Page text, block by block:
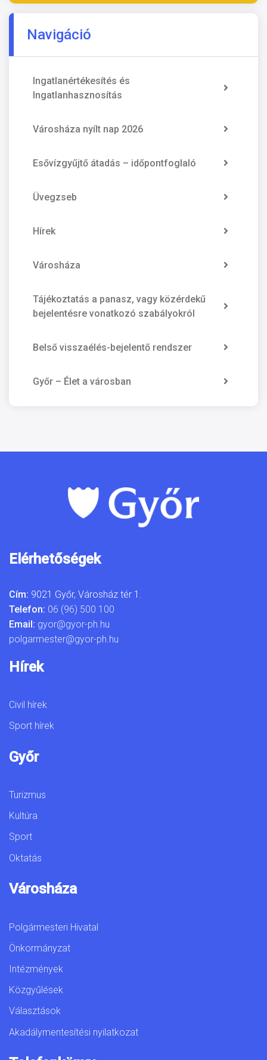
Navigáció
Ingatlanértékesítés és
Ingatlanhasznosítás
Városháza nyílt nap 2026
Esővízgyűjtő átadás – időpontfoglaló
Üvegzseb
Hírek
Városháza
Tájékoztatás a panasz, vagy közérdekű
bejelentésre vonatkozó szabályokról
Belső visszaélés-bejelentő rendszer
Győr – Élet a városban
Elérhetőségek
Cím: 9021 Győr, Városház tér 1.
Telefon: 06 (96) 500 100
Email: gyor@gyor-ph.hu
polgarmester@gyor-ph.hu
Hírek
Civil hírek
Sport hírek
Győr
Turizmus
Kultúra
Sport
Oktatás
Városháza
Polgármesteri Hivatal
Önkormányzat
Intézmények
Közgyűlések
Választások
Akadálymentesítési nyilatkozat